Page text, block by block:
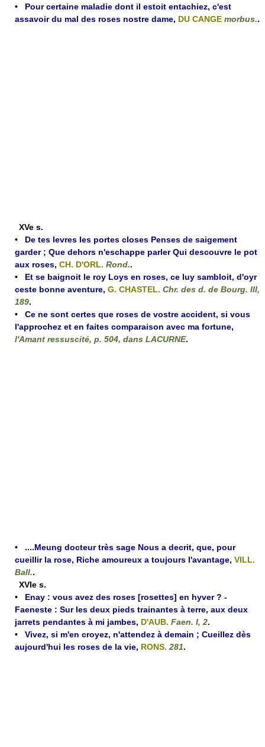
• Pour certaine maladie dont il estoit entachiez, c'est
assavoir du mal des roses nostre dame, DU CANGE morbus..
XVe s.
• De tes levres les portes closes Penses de saigement
garder ; Que dehors n'eschappe parler Qui descouvre le pot
aux roses, CH. D'ORL. Rond..
• Et se baignoit le roy Loys en roses, ce luy sambloit, d'oyr
ceste bonne aventure, G. CHASTEL. Chr. des d. de Bourg. III,
189.
• Ce ne sont certes que roses de vostre accident, si vous
l'approchez et en faites comparaison avec ma fortune,
l'Amant ressuscité, p. 504, dans LACURNE.
• ....Meung docteur très sage Nous a decrit, que, pour
cueillir la rose, Riche amoureux a toujours l'avantage, VILL.
Ball..
XVIe s.
• Enay : vous avez des roses [rosettes] en hyver ? -
Faeneste : Sur les deux pieds trainantes à terre, aux deux
jarrets pendantes à mi jambes, D'AUB. Faen. I, 2.
• Vivez, si m'en croyez, n'attendez à demain ; Cueillez dès
aujourd'hui les roses de la vie, RONS. 281.